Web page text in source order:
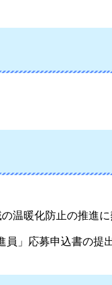
温暖化防止の推進
」応募申込書の提